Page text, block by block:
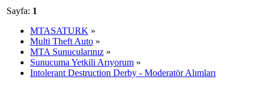
Sayfa: 1
MTASATURK »
Multi Theft Auto »
MTA Sunucularınız »
Sunucuma Yetkili Arıyorum »
Intolerant Destruction Derby - Moderatör Alımları